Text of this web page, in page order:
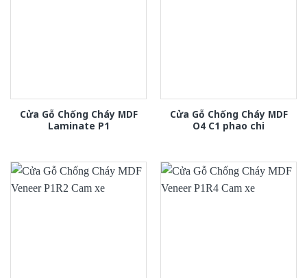
Cửa Gỗ Chống Cháy MDF
Laminate P1
Cửa Gỗ Chống Cháy MDF
O4 C1 phao chi